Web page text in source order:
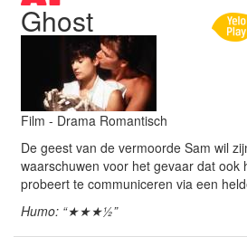
Ghost
Film - Drama Romantisch
De geest van de vermoorde Sam wil
waarschuwen voor het gevaar dat ook
probeert te communiceren via een
Humo: “★★★½”